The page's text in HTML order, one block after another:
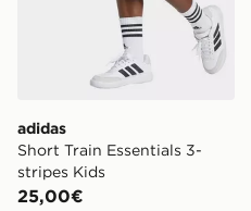
adidas
Short Train Essentials 3-
stripes Kids
25,00€